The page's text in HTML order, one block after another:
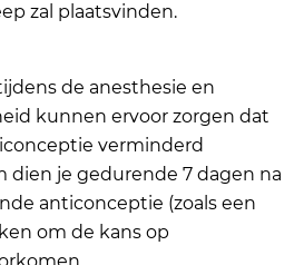
zal plaatsvinden.
de anesthesie en
kunnen ervoor zorgen dat
verminderd
dien je gedurende 7 dagen na
anticonceptie (zoals een
om de kans op